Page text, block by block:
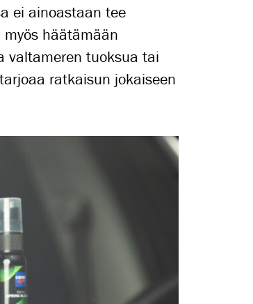
ei ainoastaan tee
häätämään
valtameren tuoksua tai
ratkaisun jokaiseen